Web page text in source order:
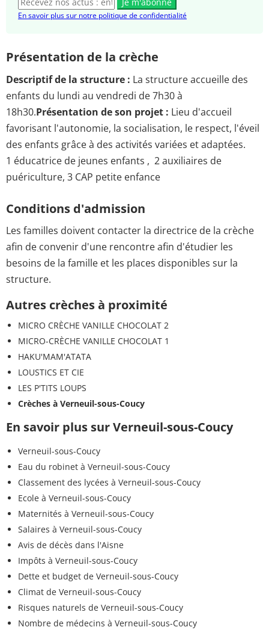
Je m'abonne
En savoir plus sur notre politique de confidentialité
Présentation de la crèche
Descriptif de la structure : La structure accueille des
enfants du lundi au vendredi de 7h30 à
18h30.Présentation de son projet : Lieu d'accueil
favorisant l'autonomie, la socialisation, le respect, l'éveil
des enfants grâce à des activités variées et adaptées.
1 éducatrice de jeunes enfants , 2 auxiliaires de
puériculture, 3 CAP petite enfance
Conditions d'admission
Les familles doivent contacter la directrice de la crèche
afin de convenir d'une rencontre afin d'étudier les
besoins de la famille et les places disponibles sur la
structure.
Autres crèches à proximité
MICRO CRÈCHE VANILLE CHOCOLAT 2
MICRO-CRÈCHE VANILLE CHOCOLAT 1
HAKU'MAM'ATATA
LOUSTICS ET CIE
LES P'TITS LOUPS
Crèches à Verneuil-sous-Coucy
En savoir plus sur Verneuil-sous-Coucy
Verneuil-sous-Coucy
Eau du robinet à Verneuil-sous-Coucy
Classement des lycées à Verneuil-sous-Coucy
Ecole à Verneuil-sous-Coucy
Maternités à Verneuil-sous-Coucy
Salaires à Verneuil-sous-Coucy
Avis de décès dans l'Aisne
Impôts à Verneuil-sous-Coucy
Dette et budget de Verneuil-sous-Coucy
Climat de Verneuil-sous-Coucy
Risques naturels de Verneuil-sous-Coucy
Nombre de médecins à Verneuil-sous-Coucy